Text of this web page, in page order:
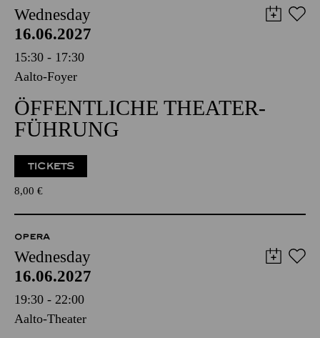
Wednesday
16.06.2027
15:30 - 17:30
Aalto-Foyer
ÖFFENTLICHE THEATER­
FÜHRUNG
TICKETS
8,00 €
OPERA
Wednesday
16.06.2027
19:30 - 22:00
Aalto-Theater